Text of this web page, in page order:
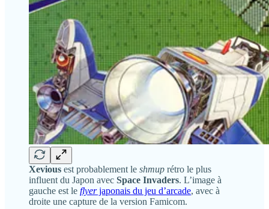
Xevious est probablement le shmup rétro le plus
influent du Japon avec Space Invaders. L’image à
gauche est le flyerjaponais du jeu d’arcade, avec à
droite une capture de la version Famicom.